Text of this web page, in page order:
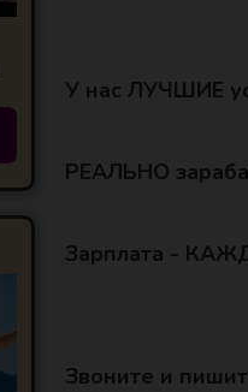
У нас ЛУЧШИЕ
РЕАЛЬНО
Зарплата -
Звоните и